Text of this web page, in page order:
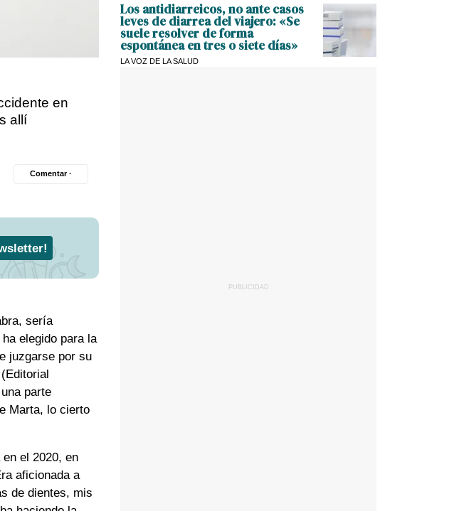
en
allí
Comentar ·
sería
elegido para la
juzgarse por su
(Editorial
parte
Marta, lo cierto
el 2020, en
aficionada a
de dientes, mis
Los antidiarreicos, no ante casos
leves de diarrea del viajero: «Se
suele resolver de forma
espontánea en tres o siete días»
LA VOZ DE LA SALUD